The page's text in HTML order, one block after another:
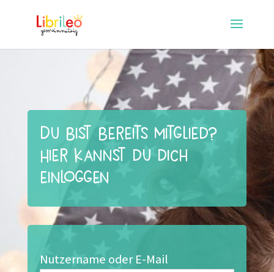
Du bist bereits Mitglied?
Hier kannst du dich
einloggen
Nutzername oder E-Mail